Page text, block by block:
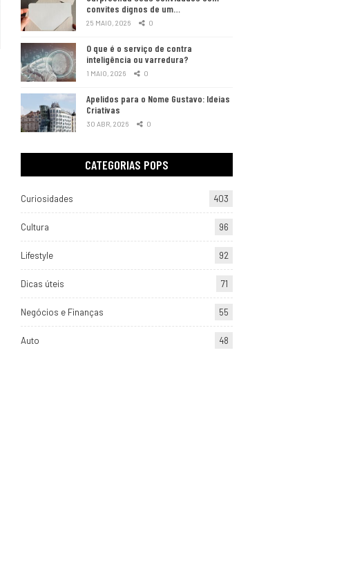
convites dignos de um…
25 MAIO, 2026 0
O que é o serviço de contra
inteligência ou varredura?
1 MAIO, 2026 0
Apelidos para o Nome Gustavo: Ideias
Criativas
30 ABR, 2026 0
CATEGORIAS POPS
Curiosidades 403
Cultura 96
Lifestyle 92
Dicas úteis 71
Negócios e Finanças 55
Auto 48